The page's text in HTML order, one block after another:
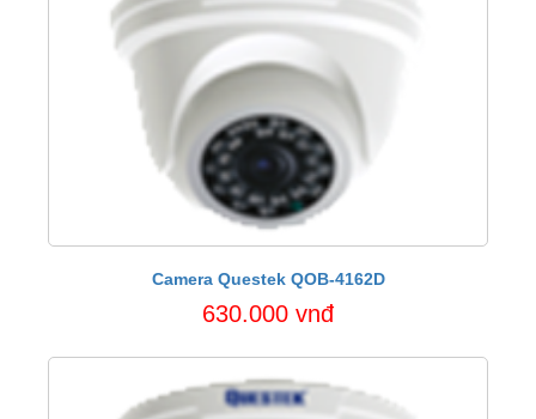
Camera Questek QOB-4162D
630.000 vnđ